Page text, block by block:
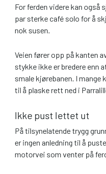
For ferden videre kan også
par sterke café solo for å
nok susen.
Veien fører opp på kanten
stykke ikke er bredere enn
smale kjørebanen. I mange
til å plaske rett ned i
Ikke pust lettet ut
På tilsynelatende trygg
er ingen anledning til å
motorvei som venter på